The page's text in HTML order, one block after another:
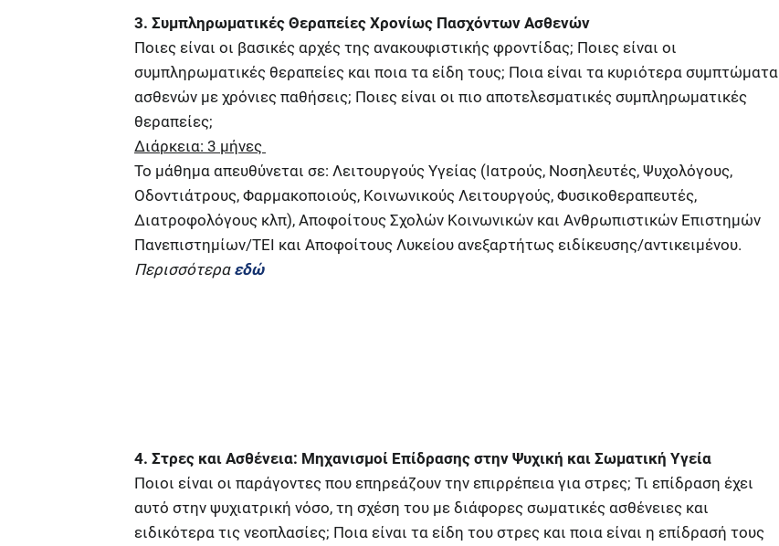
3. Συμπληρωματικές Θεραπείες Χρονίως Πασχόντων Ασθενών
Ποιες είναι οι βασικές αρχές της ανακουφιστικής φροντίδας; Ποιες είναι οι
συμπληρωματικές θεραπείες και ποια τα είδη τους; Ποια είναι τα κυριότερα συμπτώματα
ασθενών με χρόνιες παθήσεις; Ποιες είναι οι πιο αποτελεσματικές συμπληρωματικές
θεραπείες;
Διάρκεια: 3 μήνες
Το μάθημα απευθύνεται σε: Λειτουργούς Υγείας (Ιατρούς, Νοσηλευτές, Ψυχολόγους,
Οδοντιάτρους, Φαρμακοποιούς, Κοινωνικούς Λειτουργούς, Φυσικοθεραπευτές,
Διατροφολόγους κλπ), Αποφοίτους Σχολών Κοινωνικών και Ανθρωπιστικών Επιστημών
Πανεπιστημίων/ΤΕΙ και Αποφοίτους Λυκείου ανεξαρτήτως ειδίκευσης/αντικειμένου.
Περισσότερα εδώ
4. Στρες και Ασθένεια: Μηχανισμοί Επίδρασης στην Ψυχική και Σωματική Υγεία
Ποιοι είναι οι παράγοντες που επηρεάζουν την επιρρέπεια για στρες; Τι επίδραση έχει
αυτό στην ψυχιατρική νόσο, τη σχέση του με διάφορες σωματικές ασθένειες και
ειδικότερα τις νεοπλασίες; Ποια είναι τα είδη του στρες και ποια είναι η επίδρασή τους